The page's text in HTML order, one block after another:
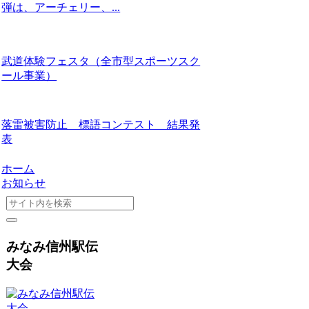
弾は、アーチェリー、...
武道体験フェスタ（全市型スポーツスク
ール事業）
落雷被害防止 標語コンテスト 結果発
表
ホーム
お知らせ
みなみ信州駅伝
大会